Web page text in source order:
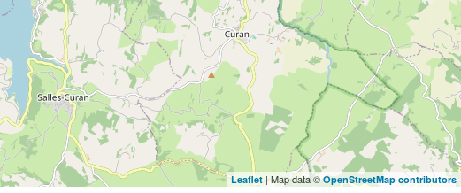
Leaflet | Map data © OpenStreetMap contributors